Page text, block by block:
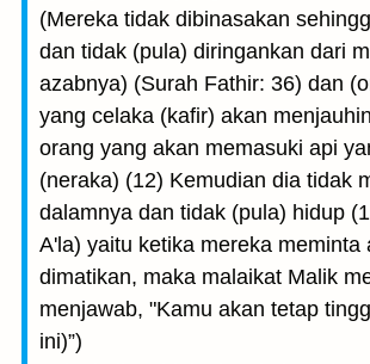
(Mereka tidak dibinasakan
dan tidak (pula) diringankan dari
azabnya) (Surah Fathir: 36) dan
yang celaka (kafir) akan
orang yang akan memasuki api
(neraka) (12) Kemudian dia tidak
dalamnya dan tidak (pula) hidup
A'la) yaitu ketika mereka meminta
dimatikan, maka malaikat Malik
menjawab, "Kamu akan tetap
ini)”)